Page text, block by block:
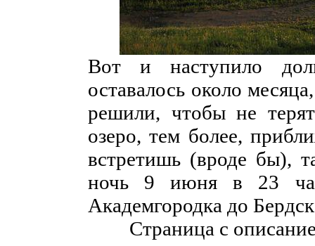
Вот и наступило
оставалось около
решили, чтобы не
озеро, тем более,
встретишь (вроде бы),
ночь 9 июня в 23
Академгородка до
Страница с